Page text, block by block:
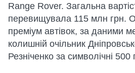
Range Rover. Загальна
перевищувала 115 млн грн.
преміум автівок, за даними
колишній очільник
Резніченко за символічні 500